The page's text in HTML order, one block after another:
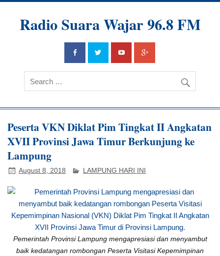
Radio Suara Wajar 96.8 FM
Peserta VKN Diklat Pim Tingkat II Angkatan
XVII Provinsi Jawa Timur Berkunjung ke
Lampung
August 8, 2018 LAMPUNG HARI INI
Pemerintah Provinsi Lampung mengapresiasi dan menyambut
baik kedatangan rombongan Peserta Visitasi Kepemimpinan